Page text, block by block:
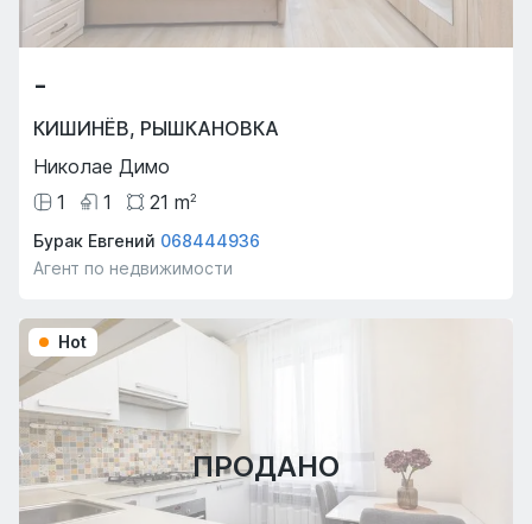
-
КИШИНЁВ, РЫШКАНОВКА
Николае Димо
1
1 21 m2
Бурак Евгений 068444936
Агент по недвижимости
ПРОДАНО
Hot